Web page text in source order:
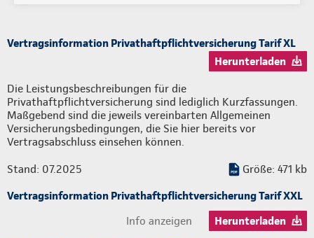
Vertragsinformation Privathaftpflichtversicherung Tarif XL
Herunterladen
Die Leistungsbeschreibungen für die
Privathaftpflichtversicherung sind lediglich Kurzfassungen.
Maßgebend sind die jeweils vereinbarten Allgemeinen
Versicherungsbedingungen, die Sie hier bereits vor
Vertragsabschluss einsehen können.
Stand: 07.2025
Größe: 471 kb
Vertragsinformation Privathaftpflichtversicherung Tarif XXL
Info anzeigen
Herunterladen